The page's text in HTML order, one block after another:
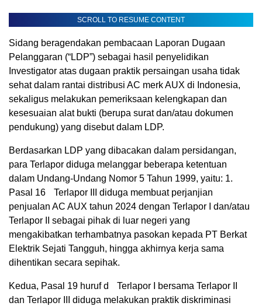
SCROLL TO RESUME CONTENT
Sidang beragendakan pembacaan Laporan Dugaan
Pelanggaran (“LDP”) sebagai hasil penyelidikan
Investigator atas dugaan praktik persaingan usaha tidak
sehat dalam rantai distribusi AC merk AUX di Indonesia,
sekaligus melakukan pemeriksaan kelengkapan dan
kesesuaian alat bukti (berupa surat dan/atau dokumen
pendukung) yang disebut dalam LDP.
Berdasarkan LDP yang dibacakan dalam persidangan,
para Terlapor diduga melanggar beberapa ketentuan
dalam Undang-Undang Nomor 5 Tahun 1999, yaitu: 1.
Pasal 16 Terlapor III diduga membuat perjanjian
penjualan AC AUX tahun 2024 dengan Terlapor I dan/atau
Terlapor II sebagai pihak di luar negeri yang
mengakibatkan terhambatnya pasokan kepada PT Berkat
Elektrik Sejati Tangguh, hingga akhirnya kerja sama
dihentikan secara sepihak.
Kedua, Pasal 19 huruf d Terlapor I bersama Terlapor II
dan Terlapor III diduga melakukan praktik diskriminasi